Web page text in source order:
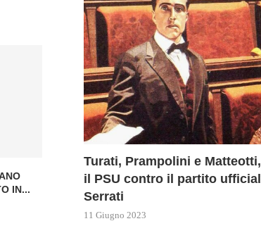
IN...
Russia e Cina a colloquio
16 Maggio 2024
LE
Turati, Prampolini e
il PSU contro il partito
Serrati
11 Giugno 2023